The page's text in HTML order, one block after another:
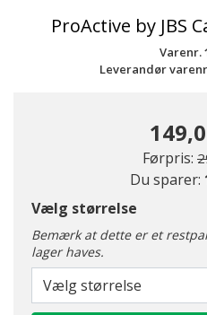
ProActive by JBS
Varenr.
Leverandør
Førpris:
Du sparer:
Vælg størrelse
Bemærk at dette er et
lager haves.
Vælg størrelse